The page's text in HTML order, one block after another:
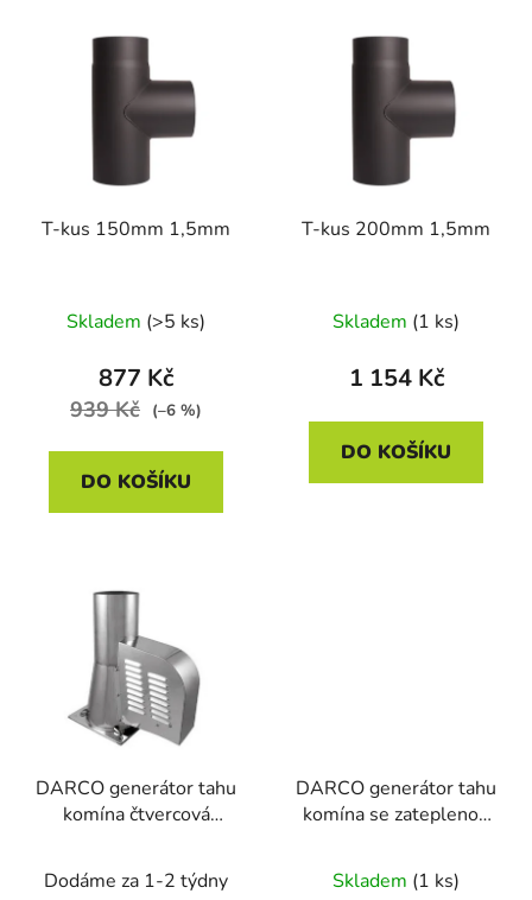
T-kus 150mm 1,5mm
Skladem (>5 ks)
877 Kč
939 Kč (–6 %)
DO KOŠÍKU
T-kus 200mm 1,5mm
Skladem (1 ks)
1 154 Kč
DO KOŠÍKU
DARCO generátor tahu
komína čtvercová
Dodáme za 1-2 týdny
DARCO generátor tahu
komína se zateplenou
Skladem (1 ks)